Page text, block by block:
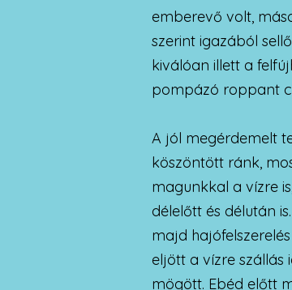
emberevő volt,
szerint igazából
kiválóan illett a
pompázó roppant
A jól megérdemelt
köszöntött ránk,
magunkkal a vízre
délelőtt és délután
majd
eljött a vízre szállás
mögött. Ebéd előtt